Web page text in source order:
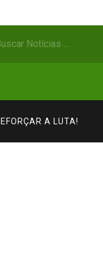
ABEPSS Itinerante
A LUTA!